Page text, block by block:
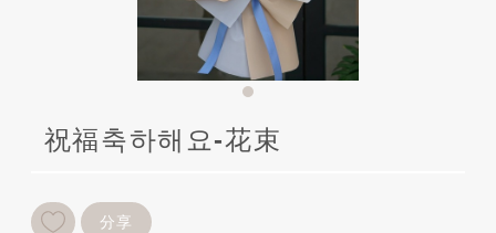
祝福축하해요-花束
分享